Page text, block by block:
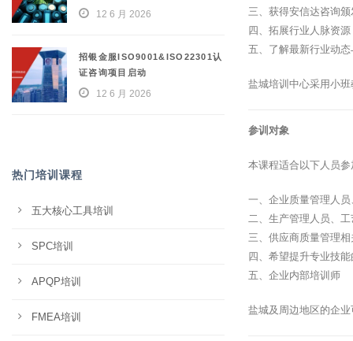
三、获得安信达咨询
四、拓展行业人脉资
五、了解最新行业动
盐城培训中心采用小
参训对象
本课程适合以下人员参
一、企业质量管理人
二、生产管理人员、
三、供应商质量管理
四、希望提升专业技
五、企业内部培训师
盐城及周边地区的企
12 6 月 2026
招银金服ISO9001&ISO22301认
证咨询项目启动
12 6 月 2026
热门培训课程
五大核心工具培训
SPC培训
APQP培训
FMEA培训